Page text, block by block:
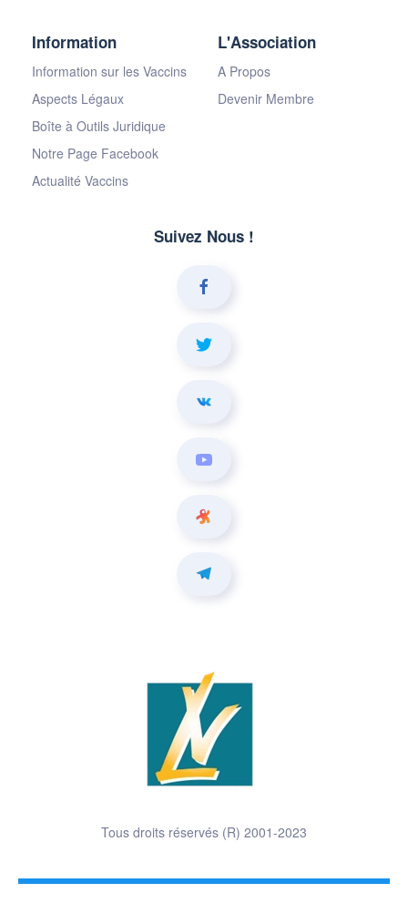
Information
Information sur les Vaccins
Aspects Légaux
Boîte à Outils Juridique
Notre Page Facebook
Actualité Vaccins
L'Association
A Propos
Devenir Membre
Suivez Nous !
Tous droits réservés (R) 2001-2023